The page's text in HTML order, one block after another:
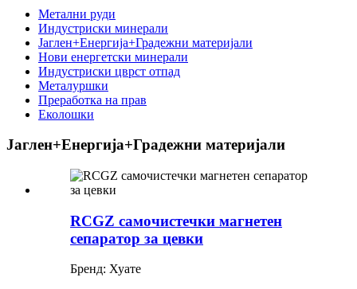
Метални руди
Индустриски минерали
Јаглен+Енергија+Градежни материјали
Нови енергетски минерали
Индустриски цврст отпад
Металуршки
Преработка на прав
Еколошки
Јаглен+Енергија+Градежни материјали
RCGZ самочистечки магнетен
сепаратор за цевки
Бренд: Хуате